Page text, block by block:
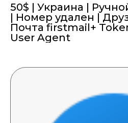
50$ | Украина |
| Номер удален |
Почта firstmail+
User Agent